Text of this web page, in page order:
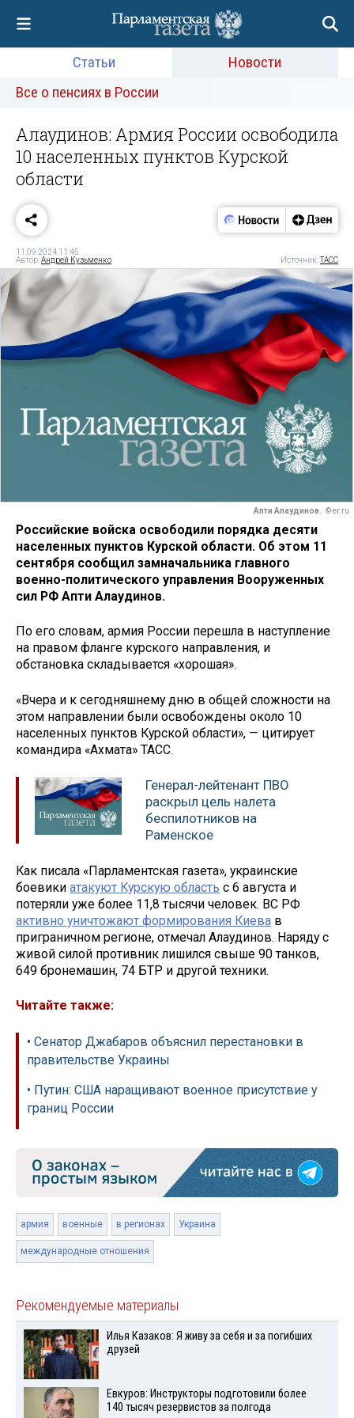
Статьи
Новости
Все о пенсиях в России
Алаудинов: Армия России освободила
10 населенных пунктов Курской
области
11.09.2024 11:45
Автор:Андрей Кузьменко Источник:ТАСС
Апти Алаудинов. © er.ru
Российские войска освободили порядка десяти
населенных пунктов Курской области. Об этом 11
сентября сообщил замначальника главного
военно-политического управления Вооруженных
сил РФ Апти Алаудинов.
По его словам, армия России перешла в наступление
на правом фланге курского направления, и
обстановка складывается «хорошая».
«Вчера и к сегодняшнему дню в общей сложности на
этом направлении были освобождены около 10
населенных пунктов Курской области», — цитирует
командира «Ахмата» ТАСС.
Генерал-лейтенант ПВО
раскрыл цель налета
беспилотников на
Раменское
Как писала «Парламентская газета», украинские
боевики атакуют Курскую область с 6 августа и
потеряли уже более 11,8 тысячи человек. ВС РФ
активно уничтожают формирования Киева в
приграничном регионе, отмечал Алаудинов. Наряду с
живой силой противник лишился свыше 90 танков,
649 бронемашин, 74 БТР и другой техники.
Читайте также:
• Сенатор Джабаров объяснил перестановки в
правительстве Украины
• Путин: США наращивают военное присутствие у
границ России
армия военные в регионах Украина
международные отношения
Рекомендуемые материалы
Илья Казаков: Я живу за себя и за погибших
друзей
Евкуров: Инструкторы подготовили более
140 тысяч резервистов за полгода